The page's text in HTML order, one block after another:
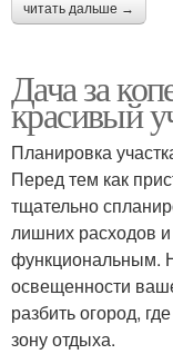
читать дальше →
Дача за
красивый
Планировка
Перед тем как
тщательно
лишних расходов
функциональным.
освещенности
разбить огород,
зону отдыха.